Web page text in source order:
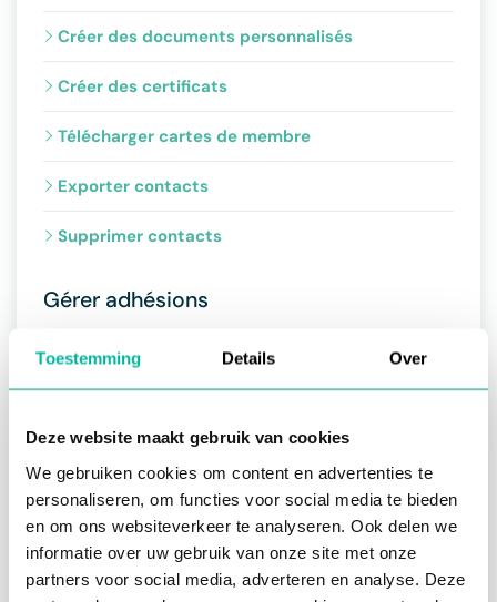
Toestemming Details Over
Deze website maakt gebruik van cookies
We gebruiken cookies om content en advertenties te
personaliseren, om functies voor social media te bieden
en om ons websiteverkeer te analyseren. Ook delen we
informatie over uw gebruik van onze site met onze
partners voor social media, adverteren en analyse. Deze
Créer des documents personnalisés
Créer des certificats
Télécharger cartes de membre
Exporter contacts
Supprimer contacts
Gérer adhésions
Pourquoi utiliser des adhésions
À propos de l'onglet adhésions
Ajouter adhésion à un contact
Modifier adhésion
Synchroniser membres avec la fédération
Fédérations connectées à Twizzit